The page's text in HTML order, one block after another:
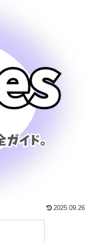
2025.09.26